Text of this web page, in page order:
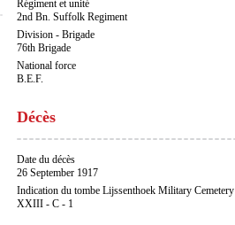
Régiment et unité
2nd Bn. Suffolk Regiment
Division - Brigade
76th Brigade
National force
B.E.F.
Décès
Date du décès
26 September 1917
Indication du tombe Lijssenthoek Military Cemetery
XXIII - C - 1